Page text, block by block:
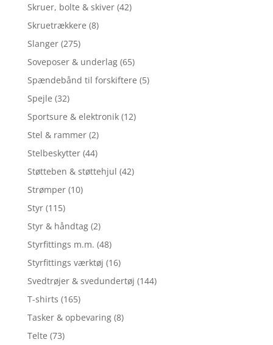
Skruer, bolte & skiver (42)
Skruetrækkere (8)
Slanger (275)
Soveposer & underlag (65)
Spændebånd til forskiftere (5)
Spejle (32)
Sportsure & elektronik (12)
Stel & rammer (2)
Stelbeskytter (44)
Støtteben & støttehjul (42)
Strømper (10)
Styr (115)
Styr & håndtag (2)
Styrfittings m.m. (48)
Styrfittings værktøj (16)
Svedtrøjer & svedundertøj (144)
T-shirts (165)
Tasker & opbevaring (8)
Telte (73)